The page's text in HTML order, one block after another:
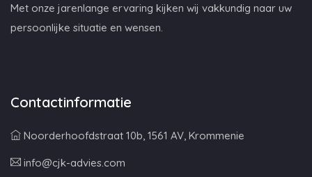
Met onze jarenlange ervaring kijken wij vakkundig naar uw
persoonlijke situatie en wensen.
Contactinformatie
Noorderhoofdstraat 10b, 1561 AV, Krommenie
info@cjk-advies.com